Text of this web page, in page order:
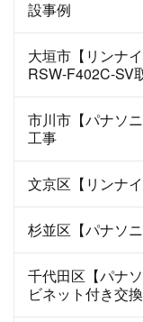
設事例
大垣市【リンナ
RSW-F402C-SV
市川市【パナソ
工事
文京区【リンナ
杉並区【パナソ
千代田区【パナ
ビネット付き交